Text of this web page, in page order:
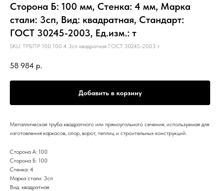
Сторона Б: 100 мм, Стенка: 4 мм, Марка
стали: 3сп, Вид: квадратная, Стандарт:
ГОСТ 30245-2003, Ед.изм.: т
SKU: ТРБПР 100 100 4 3сп квадратная ГОСТ 30245-2003 т
58 984 р.
Добавить в корзину
Металлическая труба квадратного или прямоугольного сечения, используемая для
изготовления каркасов, опор, ворот, теплиц и строительных конструкций.
Сторона А: 100
Сторона Б: 100
Стенка: 4
Марка стали: 3сп
Вид: квадратная